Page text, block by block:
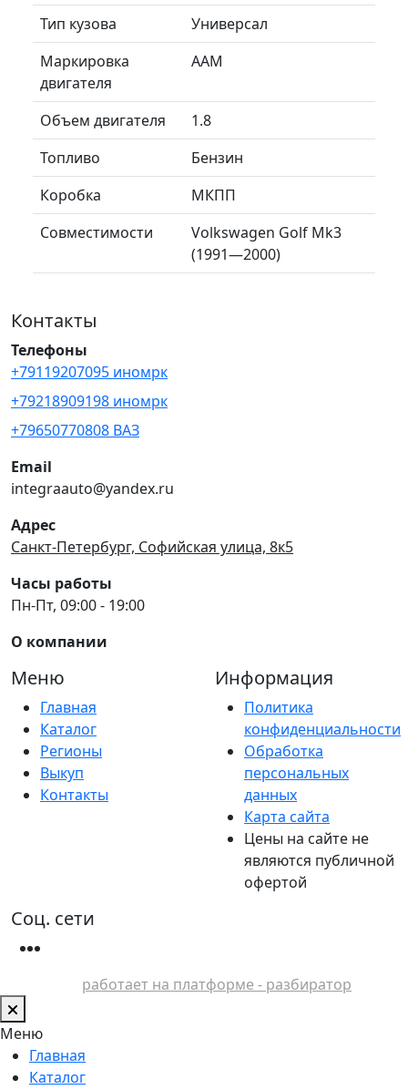
Тип кузова
Универсал
Маркировка
двигателя
AAM
Объем двигателя
1.8
Топливо
Бензин
Коробка
МКПП
Совместимости
Volkswagen Golf Mk3
(1991—2000)
Контакты
Телефоны
+79119207095 иномрк
+79218909198 иномрк
+79650770808 ВАЗ
Email
integraauto@yandex.ru
Адрес
Санкт-Петербург, Софийская улица, 8к5
Часы работы
Пн-Пт, 09:00 - 19:00
О компании
Меню
Главная
Каталог
Регионы
Выкуп
Контакты
Информация
Политика
конфиденциальности
Обработка
персональных
данных
Карта сайта
Цены на сайте не
являются публичной
офертой
Соц. сети
работает на платформе - разбиратор
Меню
Главная
Каталог